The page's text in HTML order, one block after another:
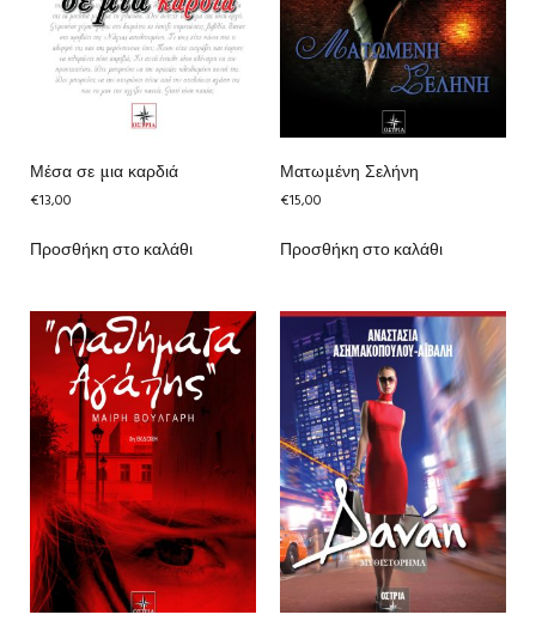
Μέσα σε μια καρδιά
€13,00
Προσθήκη στο καλάθι
Ματωμένη Σελήνη
€15,00
Προσθήκη στο καλάθι